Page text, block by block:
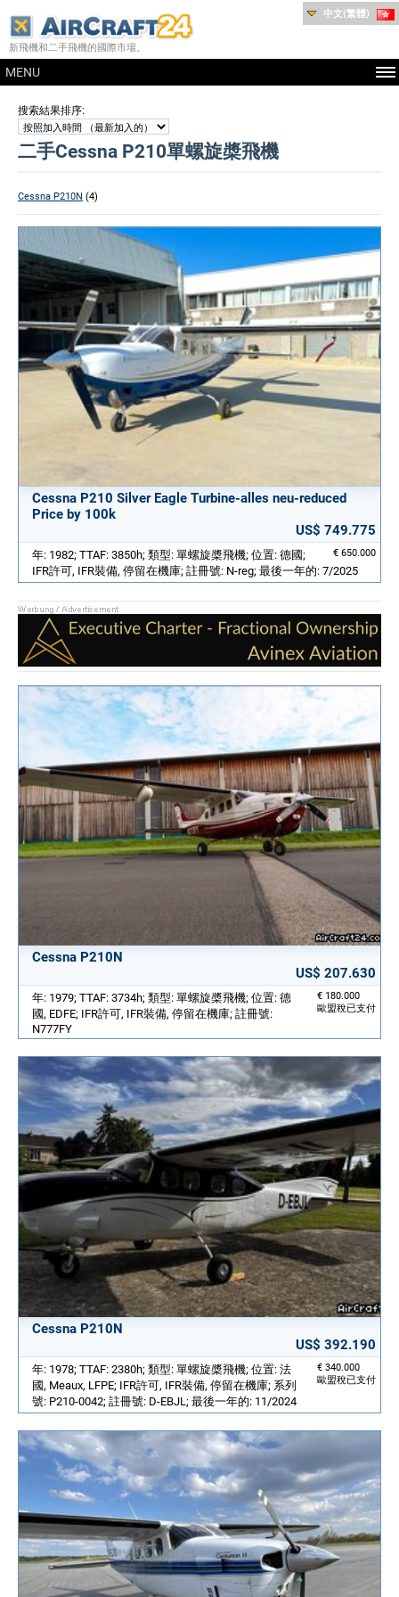
新飛機和二手飛機的國際市場。
MENU
中文(繁體)
搜索結果排序:
二手Cessna P210單螺旋槳飛機
Cessna P210N (4)
Cessna P210 Silver Eagle Turbine-alles neu-reduced
Price by 100k
US$ 749.775
€ 650.000
年: 1982; TTAF: 3850h; 類型: 單螺旋槳飛機; 位置: 德國;
IFR許可, IFR裝備, 停留在機庫; 註冊號: N-reg; 最後一年的: 7/2025
Cessna P210N
US$ 207.630
€ 180.000
歐盟稅已支付
年: 1979; TTAF: 3734h; 類型: 單螺旋槳飛機; 位置: 德
國, EDFE; IFR許可, IFR裝備, 停留在機庫; 註冊號:
N777FY
Cessna P210N
US$ 392.190
€ 340.000
歐盟稅已支付
年: 1978; TTAF: 2380h; 類型: 單螺旋槳飛機; 位置: 法
國, Meaux, LFPE; IFR許可, IFR裝備, 停留在機庫; 系列
號: P210-0042; 註冊號: D-EBJL; 最後一年的: 11/2024